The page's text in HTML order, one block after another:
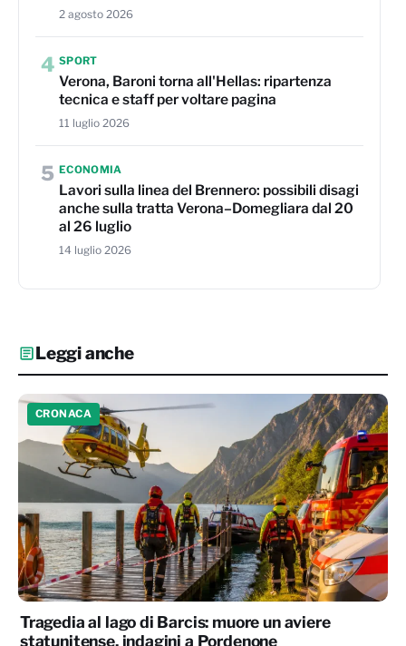
2 agosto 2026
4 SPORT
Verona, Baroni torna all'Hellas: ripartenza
tecnica e staff per voltare pagina
11 luglio 2026
5 ECONOMIA
Lavori sulla linea del Brennero: possibili disagi
anche sulla tratta Verona–Domegliara dal 20
al 26 luglio
14 luglio 2026
Leggi anche
CRONACA
Tragedia al lago di Barcis: muore un aviere
statunitense, indagini a Pordenone